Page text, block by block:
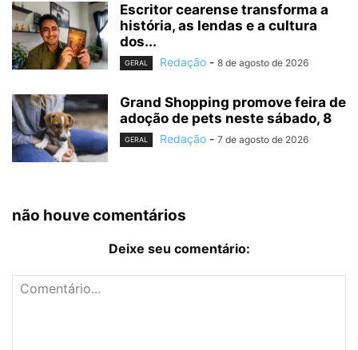
Escritor cearense transforma a
história, as lendas e a cultura
dos...
GERAL Redação - 8 de agosto de 2026
Grand Shopping promove feira de
adoção de pets neste sábado, 8
GERAL Redação - 7 de agosto de 2026
não houve comentários
Deixe seu comentário: